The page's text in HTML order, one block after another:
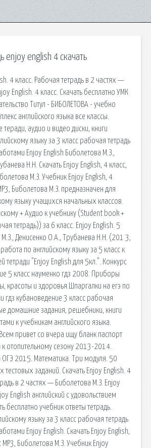
enjoy english 4 скачать
4 класс. Рабочая тетрадь в 2 частях —
English. 4 класс. Скачать бесплатно УМК
Титул - БИБОЛЕТОВА - учебно
английского языка все классы.
аудио и видео диски, книги
языку за 3 класс рабочая тетрадь
Enjoy English Биболетова М.З.,
Н.Н. Скачать Enjoy English, 4 класс,
М.З. Учебник Enjoy English, 4
Биболетова М.З. предназначен для
языку учащихся начальных классов.
+ Аудио к учебнику (Student book +
тетрадь)) за 6 класс. Enjoy English. 5
М.З., Денисенко О.А., Трубанева Н.Н. (201 3,
по английскому языку за 5 класс к
тетради "Enjoy English для 5кл.". Конкурс
5 класс науменко гдз 2008. Приборы
красоты и здоровья.Шпаргалки на егэ по
гдз кубановедение 3 класс рабочая
домашние задания, решебники, книги
к учебникам английского языка.
привет со вчера ищу бланк паспорт
отопительному сезону 2013-2014.
ОГЭ 2015. Математика. Три модуля. 50
тестовых заданий. Скачать Enjoy English. 4
в 2 частях — Биболетова М.З. Enjoy
English английский с удовольствием
бесплатно учебник ответы тетрадь.
языку за 3 класс рабочая тетрадь
Enjoy English. Скачать Enjoy English,
MP3, Биболетова М.З. Учебник Enjoy